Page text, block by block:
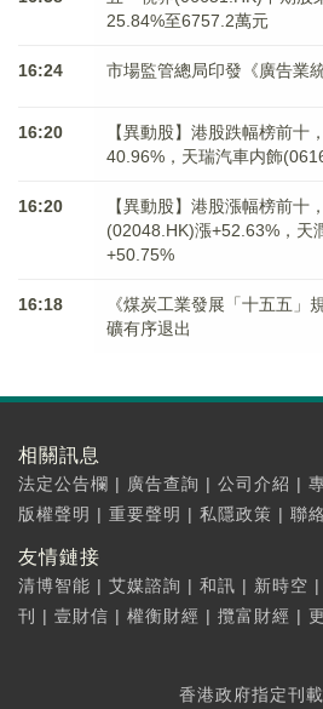
25.84%至6757.2萬元
16:24 市場監管總局印發《廣告業
16:20
【異動股】港股跌幅榜前十
40.96%，天瑞汽車内飾
16:20
【異動股】港股漲幅榜前十
(02048.HK)漲+52.63%，天
+50.75%
16:18
《煤炭工業發展「十五五」
礦有序退出
相關訊息
法定公告欄 | 廣告查詢 | 公司介紹 |
版權聲明 | 重要聲明 | 私隱政策 | 聯
友情鏈接
清博智能 | 艾媒諮詢 | 和訊 | 新時空 |
刊
| 壹財信 | 權衡財經 | 攬富財經 |
香港政府指定刊